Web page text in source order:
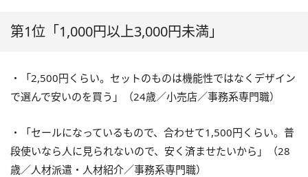
第1位「1,000円以上3,000円未満」
・「2,500円くらい。セットのものは機能性ではなくデザイン
で選んで安いのを買う」（24歳／小売店／事務系専門職）
・「セールになっているもので、合わせて1,500円くらい。普
段使いなら人に見られないので、安く済ませたいから」（28
歳／人材派遣・人材紹介／事務系専門職）